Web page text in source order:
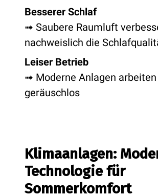
Besserer Schlaf
➟ Saubere Raumluft
nachweislich die
Leiser Betrieb
➟ Moderne Anlagen arbeiten
geräuschlos
Klimaanlagen:
Technologie für
Sommerkomfort